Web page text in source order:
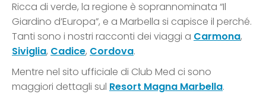
Ricca di verde, la regione è soprannominata “Il
Giardino d’Europa”, e a Marbella si capisce il perché.
Tanti sono i nostri racconti dei viaggi a Carmona,
Siviglia, Cadice, Cordova.
Mentre nel sito ufficiale di Club Med ci sono
maggiori dettagli sul Resort Magna Marbella.